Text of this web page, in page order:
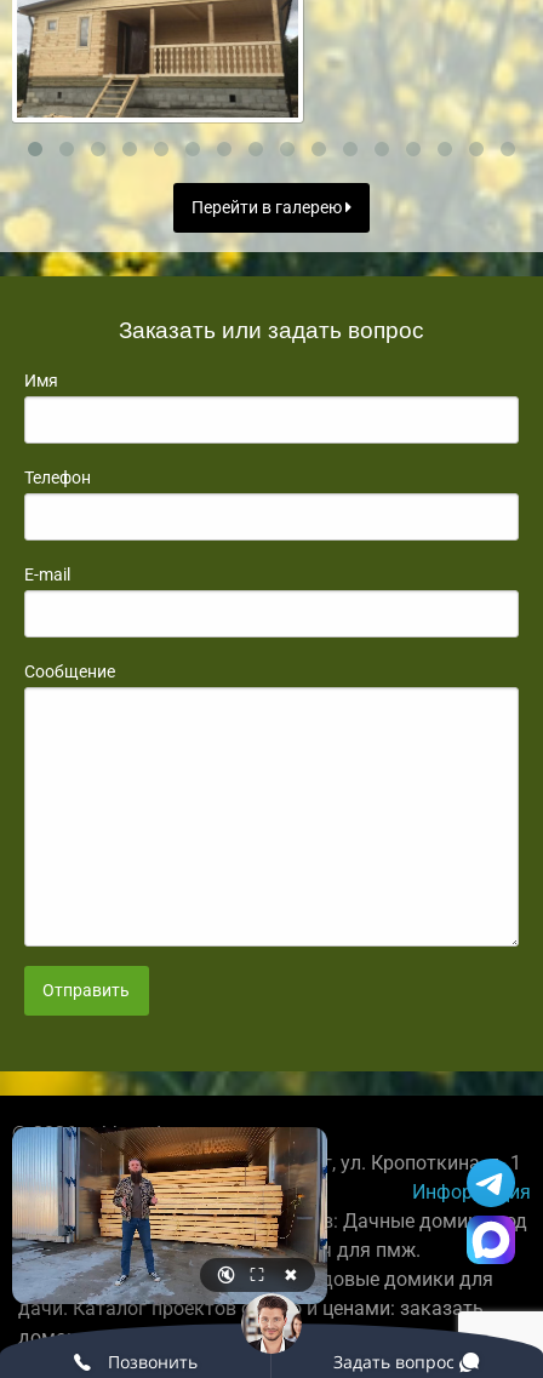
Перейти в галерею
Заказать или задать вопрос
Имя
Телефон
E-mail
Сообщение
Отправить
© 2026 spbbrusdoma.ru
+7 921 027-89-78; Санкт-Петербург, ул. Кропоткина, д. 1
Информация
Строительство деревянных домов: Дачные домики под
усадку, каркасные дома под ключ для пмж.
Бригада плотников постороит садовые домики для
дачи. Каталог проектов с фото и ценами: заказать
домокомплект.
🔇 ⛶ ✖
Позвонить Задать вопрос